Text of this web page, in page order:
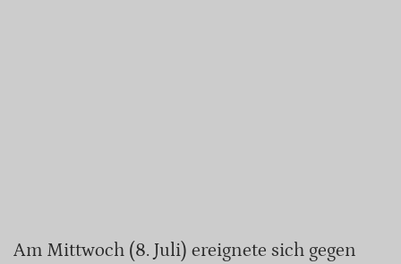
Am Mittwoch (8. Juli) ereignete sich gegen